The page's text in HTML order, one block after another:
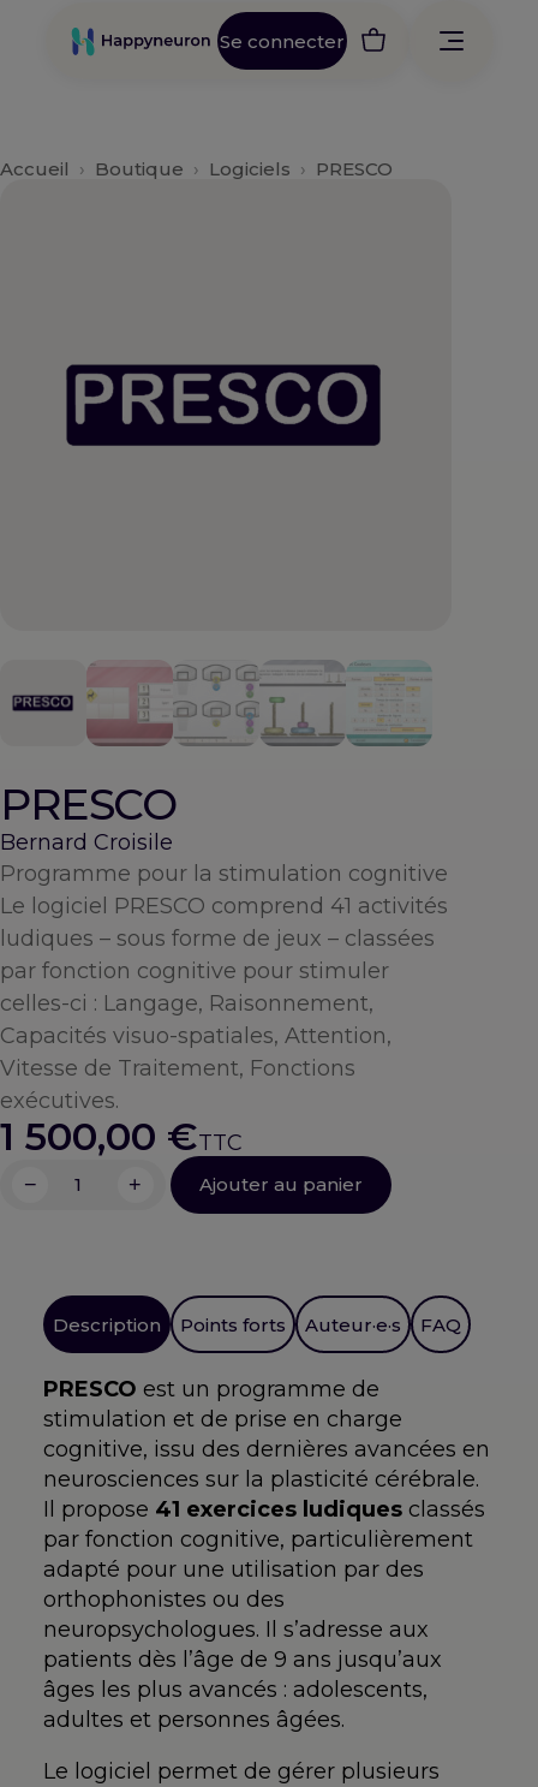
Se connecter
Accueil › Boutique › Logiciels › PRESCO
PRESCO
Bernard Croisile
Programme pour la stimulation cognitive
Le logiciel PRESCO comprend 41 activités
ludiques – sous forme de jeux – classées
par fonction cognitive pour stimuler
celles-ci : Langage, Raisonnement,
Capacités visuo-spatiales, Attention,
Vitesse de Traitement, Fonctions
exécutives.
1 500,00 €
quantité
− + Ajouter au panier
Description Points forts Auteur·e·s FAQ
PRESCO est un programme de
stimulation et de prise en charge
cognitive, issu des dernières avancées en
neurosciences sur la plasticité cérébrale.
Il propose 41 exercices ludiquesclassés
par fonction cognitive, particulièrement
adapté pour une utilisation par des
orthophonistes ou des
neuropsychologues. Il s’adresse aux
patients dès l’âge de 9 ans jusqu’aux
âges les plus avancés : adolescents,
adultes et personnes âgées.
Le logiciel permet de gérer plusieurs